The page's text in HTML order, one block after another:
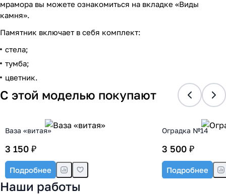
мрамора вы можете ознакомиться на вкладке «Виды
камня».
Памятник включает в себя комплект:
стела;
тумба;
цветник.
С этой моделью покупают
Ваза «витая»
3 150 ₽
Подробнее
Оградка №14
3 500 ₽
Подробнее
Наши работы